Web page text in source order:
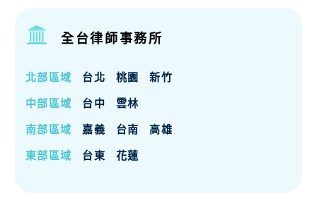
全台律師事務所
北部區域 台北 桃園 新竹
南部區域 嘉義 台南 高雄
中部區域 台中 雲林
東部區域 台東 花蓮